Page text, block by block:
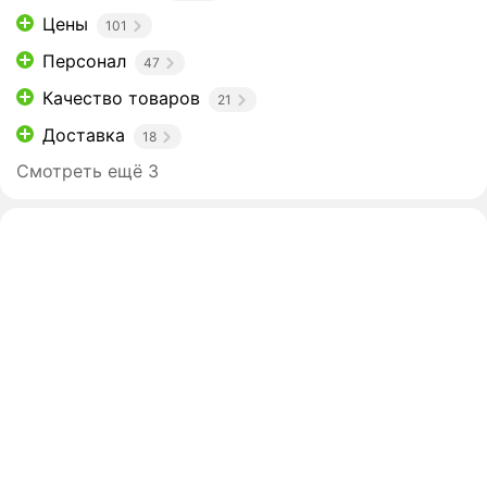
Цены 101
Персонал 47
Качество товаров 21
Доставка 18
Смотреть ещё 3